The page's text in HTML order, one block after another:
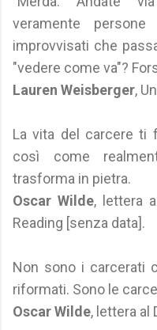
veramente
improvvisati che
"vedere come va"?
Lauren Weisberger,
La vita del carcere ti
così come
trasforma in pietra.
Oscar Wilde, lettera
Reading [senza data].
Non sono i carcerati
riformati. Sono le
Oscar Wilde, lettera al